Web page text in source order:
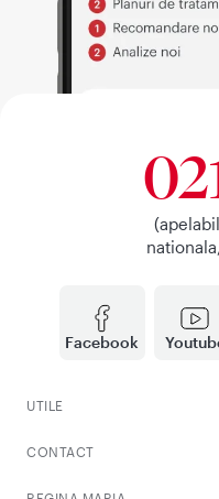
Facebook
UTILE
CONTACT